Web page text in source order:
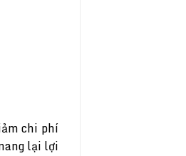
chi phí
lại lợi